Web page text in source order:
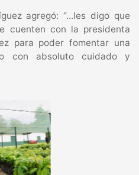
agregó: “...les digo que
cuenten con la presidenta
para poder fomentar una
con absoluto cuidado y